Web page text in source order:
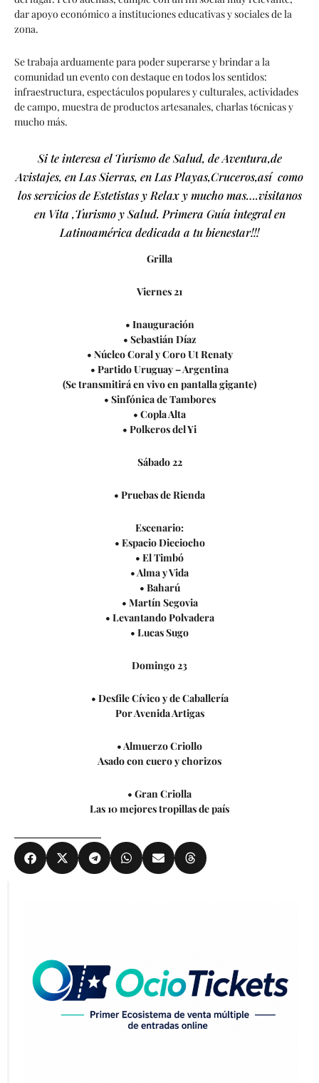
dar apoyo económico a instituciones educativas y sociales de la
zona.
Se trabaja arduamente para poder superarse y brindar a la
comunidad un evento con destaque en todos los sentidos:
infraestructura, espectáculos populares y culturales, actividades
de campo, muestra de productos artesanales, charlas t6cnicas y
mucho más.
Si te interesa el Turismo de Salud, de Aventura,de
Avistajes, en Las Sierras, en Las Playas,Cruceros,así como
los servicios de Estetistas y Relax y mucho mas….visitanos
en Vita ,Turismo y Salud. Primera Guía integral en
Latinoamérica dedicada a tu bienestar!!!
Grilla
Viernes 21
• Inauguración
• Sebastián Díaz
• Núcleo Coral y Coro Ut Renaty
• Partido Uruguay – Argentina
(Se transmitirá en vivo en pantalla gigante)
• Sinfónica de Tambores
• Copla Alta
• Polkeros del Yi
Sábado 22
• Pruebas de Rienda
Escenario:
• Espacio Dieciocho
• El Timbó
• Alma y Vida
• Baharú
• Martín Segovia
• Levantando Polvadera
• Lucas Sugo
Domingo 23
• Desfile Cívico y de Caballería
Por Avenida Artigas
• Almuerzo Criollo
Asado con cuero y chorizos
• Gran Criolla
Las 10 mejores tropillas de país